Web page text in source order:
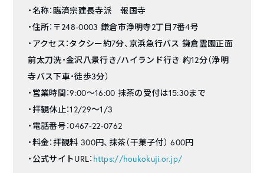
・名称：臨済宗建長寺派 報国寺
・住所：〒248-0003 鎌倉市浄明寺2丁目7番4号
・アクセス：タクシー約7分、京浜急行バス 鎌倉霊園正面
前太刀洗・金沢八景行き/ハイランド行き 約12分（浄明
寺バス下車・徒歩3分）
・営業時間：9:00～16:00 抹茶の受付は15:30まで
・拝観休止：12/29～1/3
・電話番号：0467-22-0762
・料金：拝観料 300円、抹茶（干菓子付） 600円
・公式サイトURL： https://houkokuji.or.jp/